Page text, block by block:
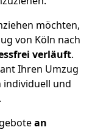
möchten,
von Köln nach
verläuft.
Ihren Umzug
individuell und
an